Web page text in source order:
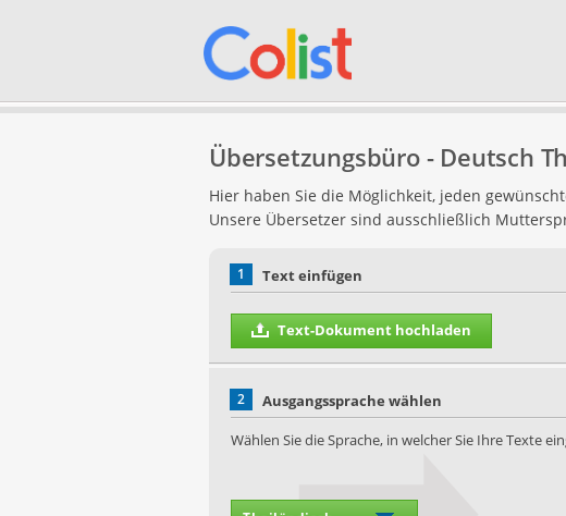
Übersetzungsbüro - Deutsch
Hier haben Sie die Möglichkeit, jeden
Unsere Übersetzer sind ausschließlich
1 Text einfügen
Text-Dokument hochladen
2
Ausgangssprache wählen
Wählen Sie die Sprache, in welcher Sie Ihre Texte